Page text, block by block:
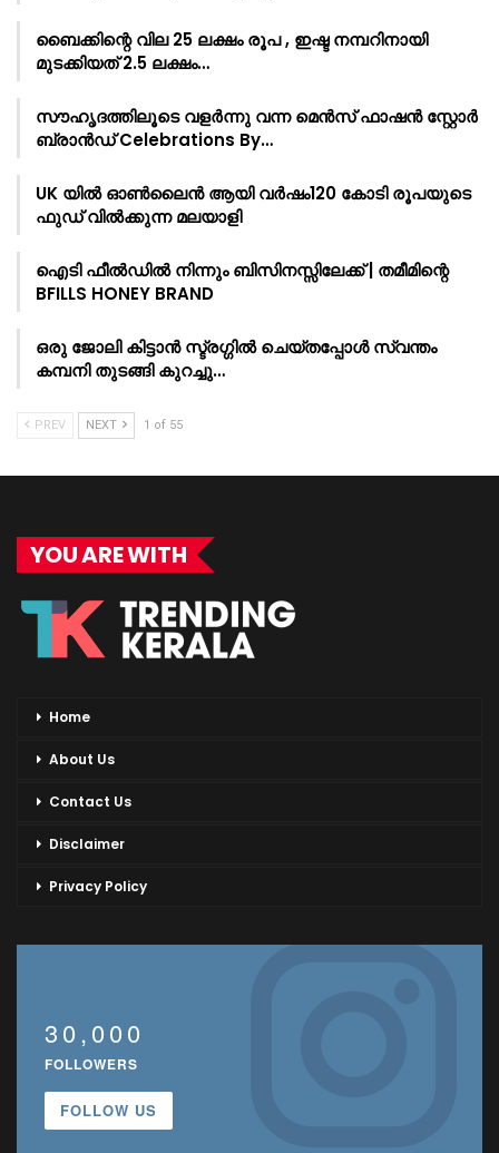
ബൈക്കിന്റെ വില 25 ലക്ഷം രൂപ , ഇഷ്ട നമ്പറിനായി
മുടക്കിയത് 2.5 ലക്ഷം…
സൗഹൃദത്തിലൂടെ വളർന്നു വന്ന മെൻസ് ഫാഷൻ സ്റ്റോർ
ബ്രാൻഡ് Celebrations By…
UK യിൽ ഓൺലൈൻ ആയി വർഷം120 കോടി രൂപയുടെ
ഫുഡ് വിൽക്കുന്ന മലയാളി
ഐടി ഫീൽഡിൽ നിന്നും ബിസിനസ്സിലേക്ക് | തമീമിന്റെ
BFILLS HONEY BRAND
ഒരു ജോലി കിട്ടാൻ സ്ട്രഗ്ഗിൽ ചെയ്തപ്പോൾ സ്വന്തം
കമ്പനി തുടങ്ങി കുറച്ചു…
PREV NEXT 1 of 55
YOU ARE WITH
Home
About Us
Contact Us
Disclaimer
Privacy Policy
30,000
FOLLOWERS
FOLLOW US